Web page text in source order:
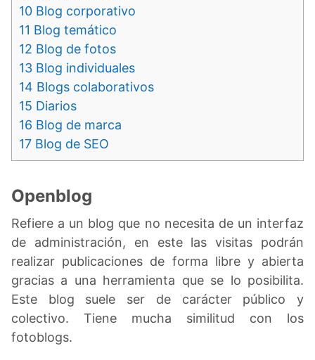
10 Blog corporativo
11 Blog temático
12 Blog de fotos
13 Blog individuales
14 Blogs colaborativos
15 Diarios
16 Blog de marca
17 Blog de SEO
Openblog
Refiere a un blog que no necesita de un interfaz
de administración, en este las visitas podrán
realizar publicaciones de forma libre y abierta
gracias a una herramienta que se lo posibilita.
Este blog suele ser de carácter público y
colectivo. Tiene mucha similitud con los
fotoblogs.